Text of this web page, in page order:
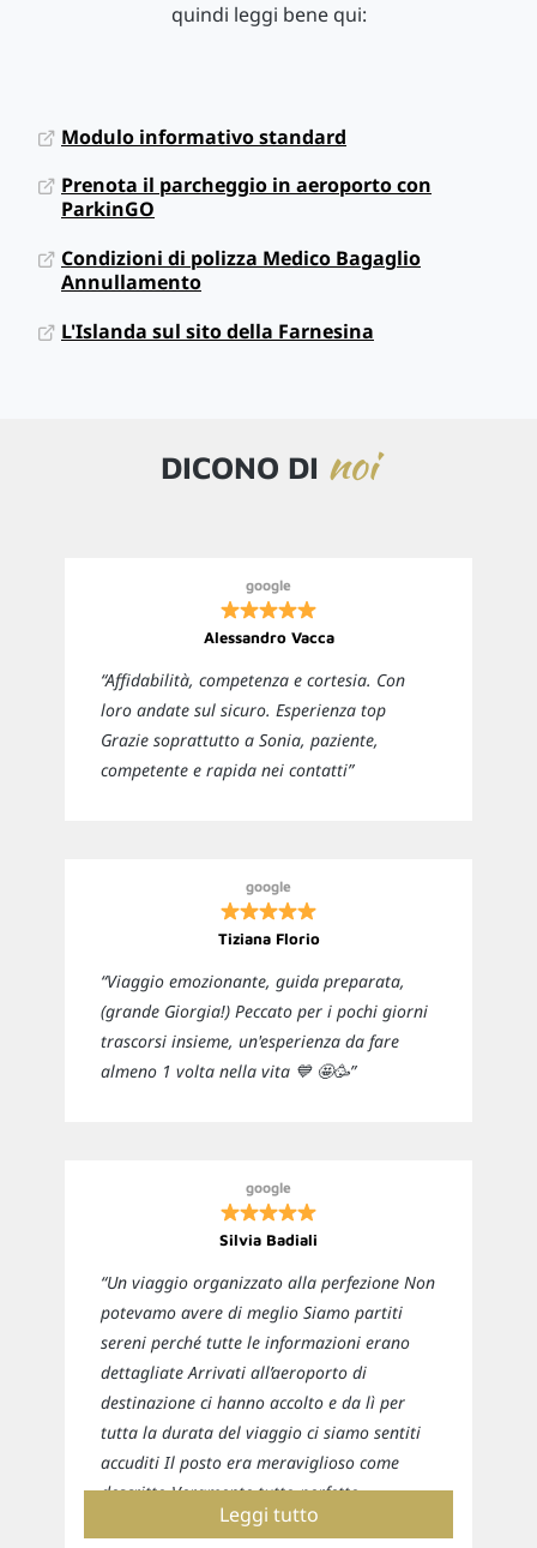
quindi leggi bene qui:
Modulo informativo standard
Prenota il parcheggio in aeroporto con
ParkinGO
Condizioni di polizza Medico Bagaglio
Annullamento
L'Islanda sul sito della Farnesina
DICONO DI noi
google
Alessandro Vacca
“Affidabilità, competenza e cortesia. Con
loro andate sul sicuro. Esperienza top
Grazie soprattutto a Sonia, paziente,
competente e rapida nei contatti”
google
Tiziana Florio
“Viaggio emozionante, guida preparata,
(grande Giorgia!) Peccato per i pochi giorni
trascorsi insieme, un'esperienza da fare
almeno 1 volta nella vita 💙 🤩🥳”
google
Silvia Badiali
“Un viaggio organizzato alla perfezione Non
potevamo avere di meglio Siamo partiti
sereni perché tutte le informazioni erano
dettagliate Arrivati all’aeroporto di
destinazione ci hanno accolto e da lì per
tutta la durata del viaggio ci siamo sentiti
accuditi Il posto era meraviglioso come
descritto Veramente tutto perfetto
Sicuramente ci affideremo nuovamente a
Leggi tutto